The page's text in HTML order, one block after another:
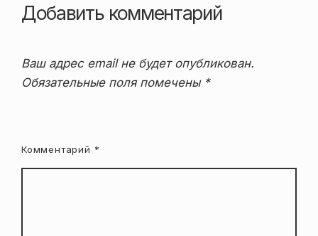
Добавить комментарий
Ваш адрес email не будет опубликован.
Обязательные поля помечены *
Комментарий *